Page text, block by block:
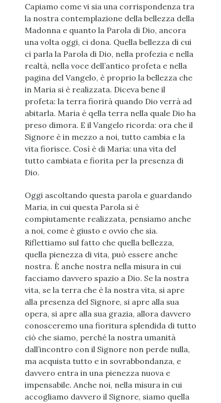
Capiamo come vi sia una corrispondenza tra
la nostra contemplazione della bellezza della
Madonna e quanto la Parola di Dio, ancora
una volta oggi, ci dona. Quella bellezza di cui
ci parla la Parola di Dio, nella profezia e nella
realtà, nella voce dell’antico profeta e nella
pagina del Vangelo, è proprio la bellezza che
in Maria si è realizzata. Diceva bene il
profeta: la terra fiorirà quando Dio verrà ad
abitarla. Maria è qella terra nella quale Dio ha
preso dimora. E il Vangelo ricorda: ora che il
Signore è in mezzo a noi, tutto cambia e la
vita fiorisce. Così è di Maria: una vita del
tutto cambiata e fiorita per la presenza di
Dio.
Oggi ascoltando questa parola e guardando
Maria, in cui questa Parola si è
compiutamente realizzata, pensiamo anche
a noi, come è giusto e ovvio che sia.
Riflettiamo sul fatto che quella bellezza,
quella pienezza di vita, può essere anche
nostra. È anche nostra nella misura in cui
facciamo davvero spazio a Dio. Se la nostra
vita, se la terra che è la nostra vita, si apre
alla presenza del Signore, si apre alla sua
opera, si apre alla sua grazia, allora davvero
conosceremo una fioritura splendida di tutto
ciò che siamo, perché la nostra umanità
dall’incontro con il Signore non perde nulla,
ma acquista tutto e in sovrabbondanza, e
davvero entra in una pienezza nuova e
impensabile. Anche noi, nella misura in cui
accogliamo davvero il Signore, siamo quella